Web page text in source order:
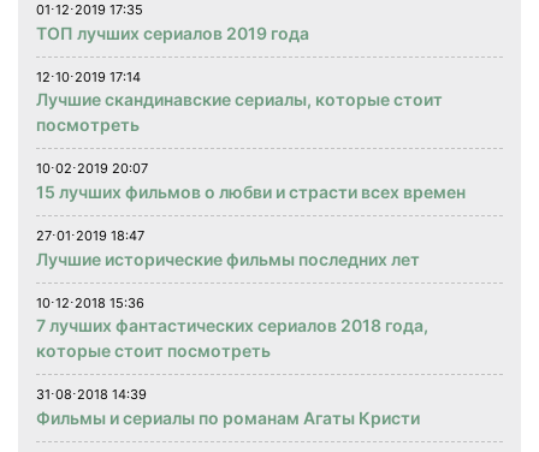
01⋅12⋅2019 17:35
ТОП лучших сериалов 2019 года
12⋅10⋅2019 17:14
Лучшие скандинавские сериалы, которые стоит
посмотреть
10⋅02⋅2019 20:07
15 лучших фильмов о любви и страсти всех времен
27⋅01⋅2019 18:47
Лучшие исторические фильмы последних лет
10⋅12⋅2018 15:36
7 лучших фантастических сериалов 2018 года,
которые стоит посмотреть
31⋅08⋅2018 14:39
Фильмы и сериалы по романам Агаты Кристи